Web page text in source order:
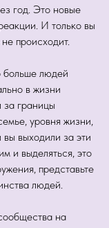
год. Это новые
И только вы
происходит.
больше людей
в жизни
за границы
уровня жизни,
выходили за эти
и выделяться, это
представьте
людей.
на